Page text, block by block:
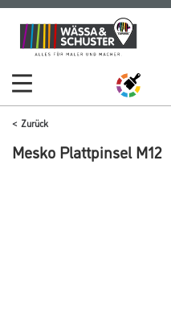
Zum
Inhalt
Zum
Navigationsmenü
Zurück
Mesko Plattpinsel M12